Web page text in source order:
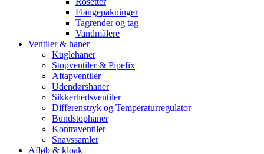
Flangepakninger
Tagrender og tag
Vandmålere
Ventiler & haner
Kuglehaner
Stopventiler & Pipefix
Aftapventiler
Udendørshaner
Sikkerhedsventiler
Differenstryk og Temperaturregulator
Bundstophaner
Kontraventiler
Snavssamler
Afløb & kloak